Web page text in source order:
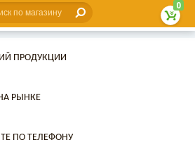
0
ПРОДУКЦИИ
РЫНКЕ
ПО ТЕЛЕФОНУ